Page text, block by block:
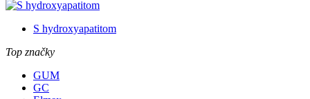
S hydroxyapatitom
Top značky
GUM
GC